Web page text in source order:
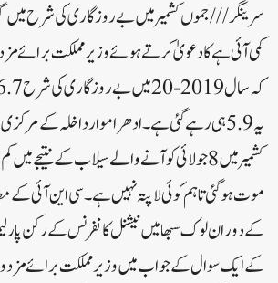
سرینگر///جموں کشمیر میں بے روز گاری کی شرح میں
کمی آئی ہے کا دعویٰ کرتے ہوئے وزیر مملکت برائے
یہ 5.9ہی رہے گئی ہے ۔ ادھر اموار داخلہ کے
موت ہو گئی تاہم کوئی لاپتہ نہیں ہے ۔ سی این آئی کے
کے دوران لوک سبھا میں نیشنل کانفرنس کے رکن
کے ایک سوال کے جواب میں وزیر مملکت برائے مزدور